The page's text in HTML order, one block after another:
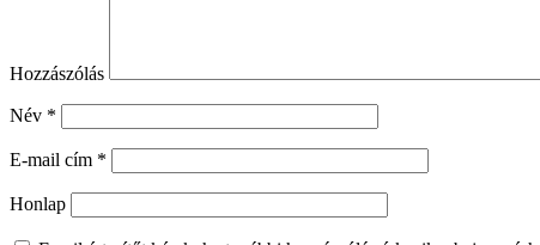
Hozzászólás
Név *
E-mail cím *
Honlap